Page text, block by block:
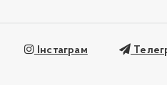
Інстаграм